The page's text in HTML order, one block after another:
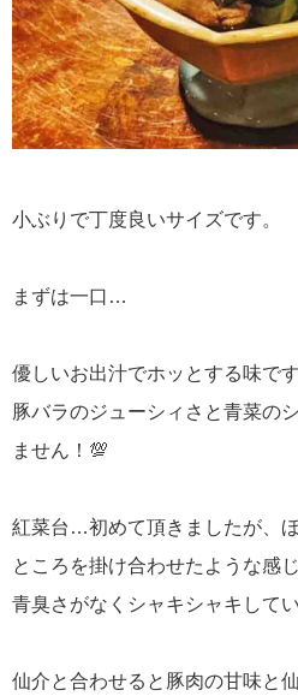
小ぶりで丁度良いサイズです。
まずは一口…
優しいお出汁でホッとする味です
豚バラのジューシィさと青菜の
ません！💯
紅菜台…初めて頂きましたが、
ところを掛け合わせたような感
青臭さがなくシャキシャキして
仙介と合わせると豚肉の甘味と